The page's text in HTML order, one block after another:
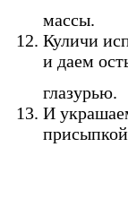
массы.
Куличи
и даем
глазурью.
И